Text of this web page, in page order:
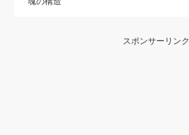
スポンサーリンク